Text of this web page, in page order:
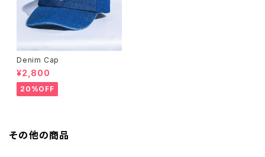
Denim Cap
¥2,800
20%OFF
その他の商品